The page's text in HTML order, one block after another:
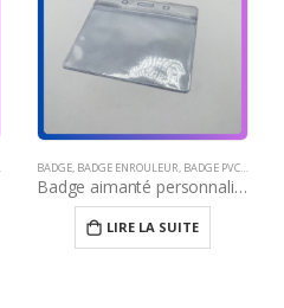
BRODERIE,CADEAU JOURNÉE DE LA FEMME,
BADGE, BADGE ENROULEUR, BADGE PVC,
Badge aimanté personnalisé Maroc
LIRE LA SUITE